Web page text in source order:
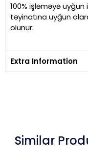
100% işləməyə
təyinatına uyğun
olunur.
Extra Information
Similar